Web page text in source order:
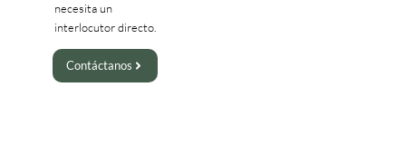
necesita un
interlocutor directo.
Contáctanos